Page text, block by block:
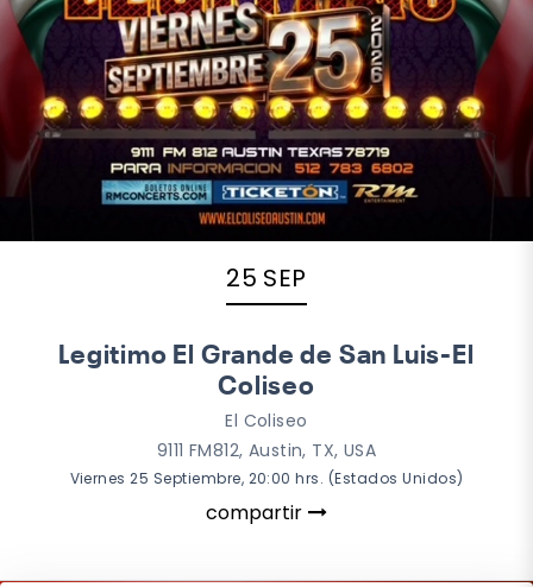
25 SEP
Legitimo El Grande de San Luis-El
Coliseo
El Coliseo
9111 FM812, Austin, TX, USA
Viernes 25 Septiembre, 20:00 hrs. (Estados Unidos)
compartir